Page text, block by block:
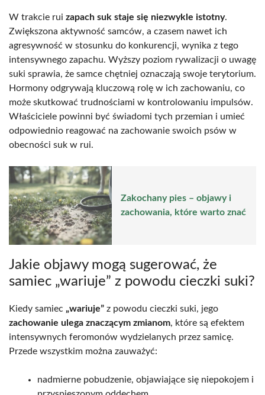
W trakcie rui zapach suk staje się niezwykle istotny.
Zwiększona aktywność samców, a czasem nawet ich
agresywność w stosunku do konkurencji, wynika z tego
intensywnego zapachu. Wyższy poziom rywalizacji o uwagę
suki sprawia, że samce chętniej oznaczają swoje terytorium.
Hormony odgrywają kluczową rolę w ich zachowaniu, co
może skutkować trudnościami w kontrolowaniu impulsów.
Właściciele powinni być świadomi tych przemian i umieć
odpowiednio reagować na zachowanie swoich psów w
obecności suk w rui.
Zakochany pies – objawy i
zachowania, które warto znać
Jakie objawy mogą sugerować, że
samiec „wariuje” z powodu cieczki suki?
Kiedy samiec „wariuje” z powodu cieczki suki, jego
zachowanie ulega znaczącym zmianom, które są efektem
intensywnych feromonów wydzielanych przez samicę.
Przede wszystkim można zauważyć:
nadmierne pobudzenie, objawiające się niepokojem i